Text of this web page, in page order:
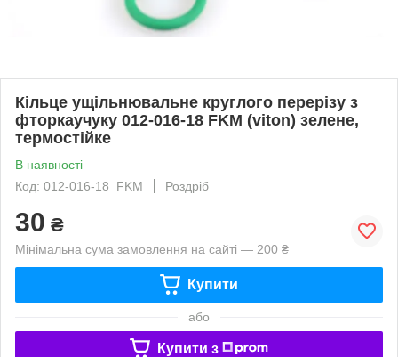
Кільце ущільнювальне круглого перерізу з
фторкаучуку 012-016-18 FKM (viton) зелене,
термостійке
В наявності
Код: 012-016-18 FKM
Роздріб
30 ₴
Мінімальна сума замовлення на сайті — 200 ₴
Купити
або
Купити з